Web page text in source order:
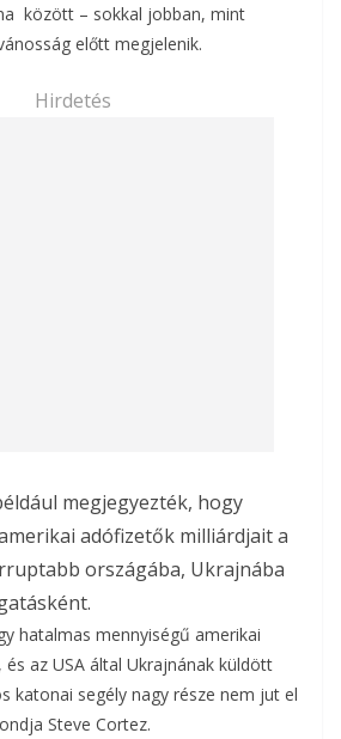
között – sokkal jobban, mint
előtt megjelenik.
Hirdetés
megjegyezték, hogy
adófizetők milliárdjait a
országába, Ukrajnába
hatalmas mennyiségű amerikai
az USA által Ukrajnának küldött
katonai segély nagy része nem jut el
Steve Cortez.